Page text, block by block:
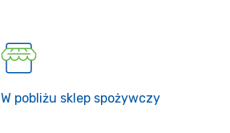
W pobliżu sklep spożywczy